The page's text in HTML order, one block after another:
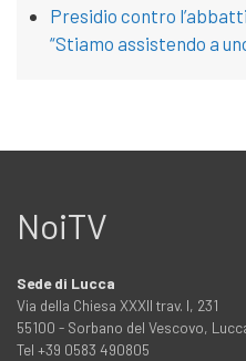
Presidio contro
“Stiamo assistendo a
NoiTV
Sede di Lucca
Via della Chiesa XXXII trav. I, 231
55100 - Sorbano del Vescovo,
Tel +39 0583 490805